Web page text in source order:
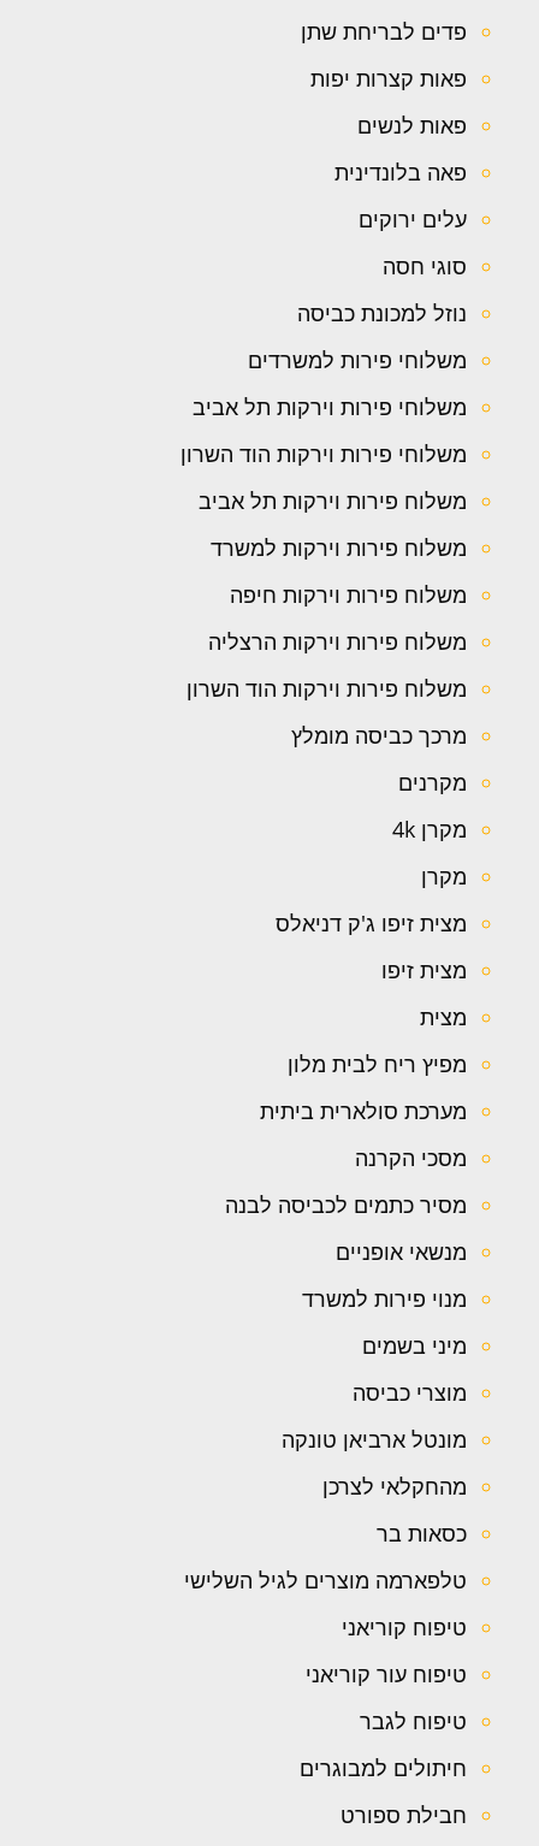
פדים לבריחת שתן
פאות קצרות יפות
פאות לנשים
פאה בלונדינית
עלים ירוקים
סוגי חסה
נוזל למכונת כביסה
משלוחי פירות למשרדים
משלוחי פירות וירקות תל אביב
משלוחי פירות וירקות הוד השרון
משלוח פירות וירקות תל אביב
משלוח פירות וירקות למשרד
משלוח פירות וירקות חיפה
משלוח פירות וירקות הרצליה
משלוח פירות וירקות הוד השרון
מרכך כביסה מומלץ
מקרנים
מקרן 4k
מקרן
מצית זיפו ג'ק דניאלס
מצית זיפו
מצית
מפיץ ריח לבית מלון
מערכת סולארית ביתית
מסכי הקרנה
מסיר כתמים לכביסה לבנה
מנשאי אופניים
מנוי פירות למשרד
מיני בשמים
מוצרי כביסה
מונטל ארביאן טונקה
מהחקלאי לצרכן
כסאות בר
טלפארמה מוצרים לגיל השלישי
טיפוח קוריאני
טיפוח עור קוריאני
טיפוח לגבר
חיתולים למבוגרים
חבילת ספורט